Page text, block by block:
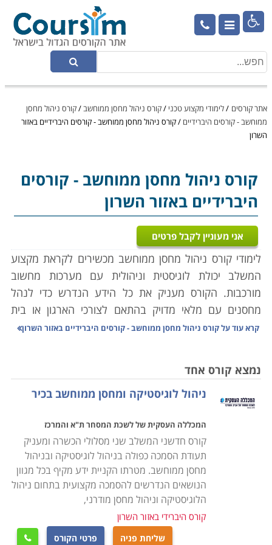

אתר קורסים /לימודי מקצוע טכני /קורס ניהול מחסן ממוחשב/קורס ניהול מחסן
ממוחשב - קורסים היברידיים /קורס ניהול מחסן ממוחשב - קורסים היברידיים באזור
השרון
קורס ניהול מחסן ממוחשב - קורסים
היברידיים באזור השרון
אני מעוניין לקבל פרטים
לימודי קורס ניהול מחסן ממוחשב מכשירים לקראת מקצוע
המשלב יכולת לוגיסטית וניהולית עם מערכות מחשוב
מורכבות. הקורס מעניק את כל הידע הנדרש כדי לנהל
מחסנים עם מלאי מדויק בהתאם לצורכי הארגון או בית
העסק, סחר יבוא ויצוא, מעקב אחר סחורות נכנסות ויוצאות
הלימודים בקורס ניהול מחסן הינם מקצועיים ביותר,
במסגרת הקורס יועברו שיעורים במגוון נושאים: מבנה
הארגון, רכישה ומכירה של סחורות, כללי היבוא והיצוא,
אחזקת מלאי, ניהול המערך האנושי במחסני החברה, מושגי
יסוד מקצועיים בתחום הלוגיסטיקה הארגונית, הכרת סוגי
התוכנות השונות לניהול מלאי ועוד נושאים רבים בתחום זה.
הקורס אינו מצריך כל ידע מוקדם ועל כן מתאים הן לחיילים
משוחררים שעסקו באפסנאות בצבא, או לחסרי ניסיון הרוצים
קרא עוד עלקורס ניהול מחסן ממוחשב - קורסים היברידיים באזור השרון
נמצא קורס אחד
ניהול לוגיסטיקה ומחסן ממוחשב בכיר
המכללה העסקית של לשכת המסחר ת"א והמרכז
קורס חדשני המשלב שני מסלולי הכשרה ומעניק
תעודת הסמכה כפולה בניהול לוגיסטיקה ובניהול
מחסן ממוחשב. מטרתו הקניית ידע מקיף בכל מגוון
הנושאים הנדרשים להסמכה מקצועית בתחום ניהול
הלוגיסטיקה וניהול מחסן מודרני,
קורס היברידי באזור השרון
שליחת פניה פרטי הקורס 